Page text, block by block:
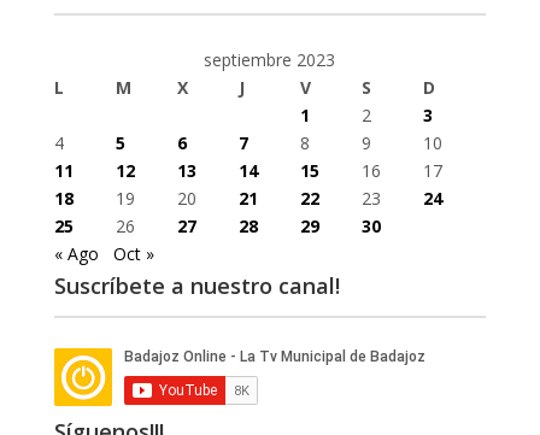
septiembre 2023
L
M X J V S
D
1
2
3
4
5 6 7 8 9
10
11
12 13 14 15 16
17
18
19 20 21 22 23
24
25
26 27 28 29
30
« Ago
Oct »
Suscríbete a nuestro canal!